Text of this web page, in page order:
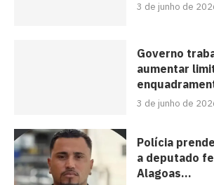
3 de junho de
Governo
aumentar
3 de junho de
Polícia
a deputado
Alagoas...